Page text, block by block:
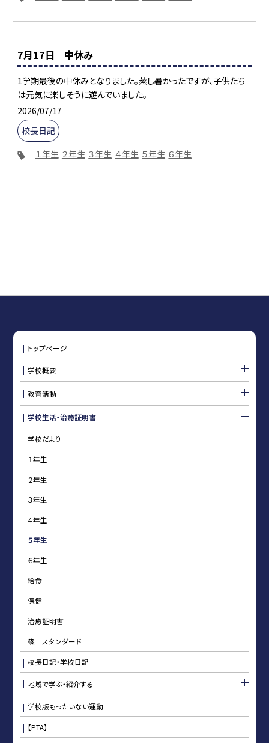
7月17日 中休み
1学期最後の中休みとなりました。蒸し暑かったですが、子供たち
は元気に楽しそうに遊んでいました。
2026/07/17
校長日記
１年生 ２年生 ３年生 ４年生 ５年生 ６年生
トップページ
学校概要
教育活動
学校生活・治癒証明書
学校だより
１年生
２年生
３年生
４年生
５年生
６年生
給食
保健
治癒証明書
篠二スタンダード
校長日記・学校日記
地域で学ぶ・紹介する
学校版もったいない運動
【PTA】